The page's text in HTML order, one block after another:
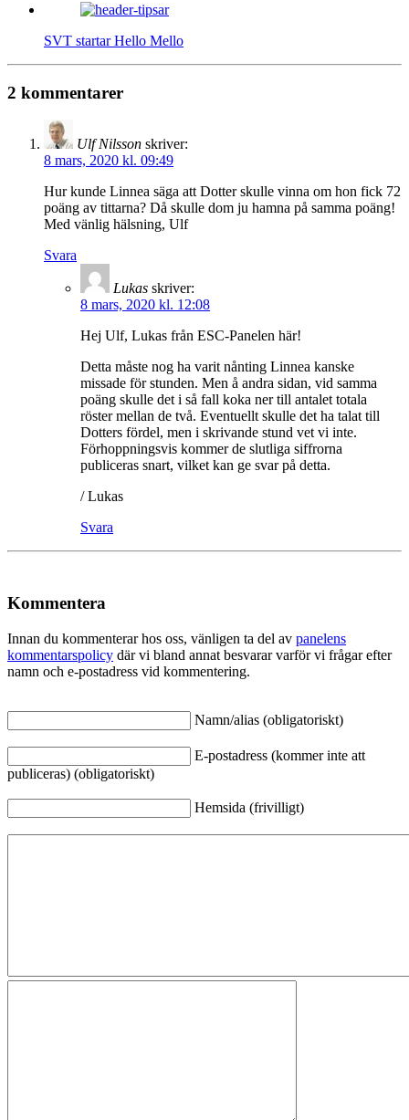
SVT startar Hello Mello
2 kommentarer
Ulf Nilsson skriver:
8 mars, 2020 kl. 09:49
Hur kunde Linnea säga att Dotter skulle vinna om hon fick 72
poäng av tittarna? Då skulle dom ju hamna på samma poäng!
Med vänlig hälsning, Ulf
Svara
Lukas skriver:
8 mars, 2020 kl. 12:08
Hej Ulf, Lukas från ESC-Panelen här!
Detta måste nog ha varit nånting Linnea kanske
missade för stunden. Men å andra sidan, vid samma
poäng skulle det i så fall koka ner till antalet totala
röster mellan de två. Eventuellt skulle det ha talat till
Dotters fördel, men i skrivande stund vet vi inte.
Förhoppningsvis kommer de slutliga siffrorna
publiceras snart, vilket kan ge svar på detta.
/ Lukas
Svara
Kommentera
Innan du kommenterar hos oss, vänligen ta del av panelens
kommentarspolicy där vi bland annat besvarar varför vi frågar efter
namn och e-postadress vid kommentering.
Namn/alias (obligatoriskt)
E-postadress (kommer inte att
publiceras) (obligatoriskt)
Hemsida (frivilligt)